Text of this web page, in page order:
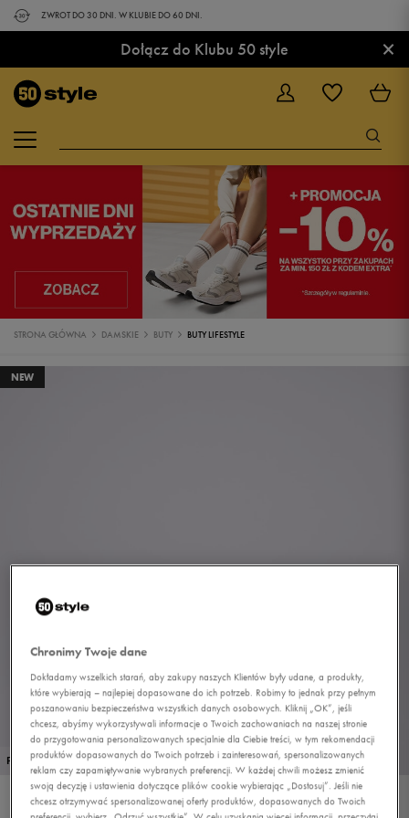
ZWROT DO 30 DNI. W KLUBIE DO 60 DNI.
Dołącz do Klubu 50 style ×
STRONA GŁÓWNA DAMSKIE BUTY BUTY LIFESTYLE
NEW
PROMO: DO -30%
NEW BALANCE LI
Chronimy Twoje dane
Dokładamy wszelkich starań, aby zakupy naszych Klientów były udane, a produkty,
które wybierają – najlepiej dopasowane do ich potrzeb. Robimy to jednak przy pełnym
poszanowaniu bezpieczeństwa wszystkich danych osobowych. Kliknij „OK”, jeśli
chcesz, abyśmy wykorzystywali informacje o Twoich zachowaniach na naszej stronie
do przygotowania personalizowanych specjalnie dla Ciebie treści, w tym rekomendacji
produktów dopasowanych do Twoich potrzeb i zainteresowań, spersonalizowanych
reklam czy zapamiętywanie wybranych preferencji. W każdej chwili możesz zmienić
swoją decyzję i ustawienia dotyczące plików cookie wybierając „Dostosuj”. Jeśli nie
chcesz otrzymywać spersonalizowanej oferty produktów, dopasowanych do Twoich